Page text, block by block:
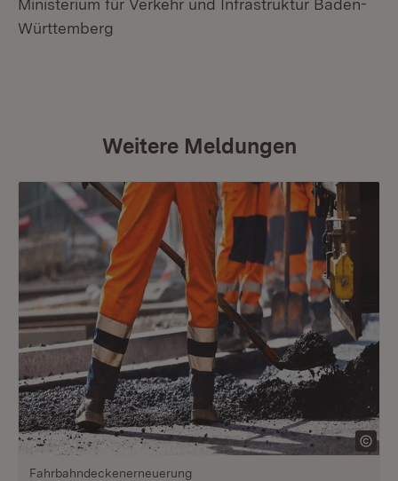
Ministerium für Verkehr und Infrastruktur Baden-
Württemberg
Weitere Meldungen
Fahrbahndeckenerneuerung